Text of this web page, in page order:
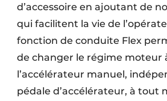
d’accessoire en ajoutant de
qui facilitent la vie de
fonction de conduite Flex
de changer le régime moteur
l’accélérateur manuel,
pédale d’accélérateur, à tout